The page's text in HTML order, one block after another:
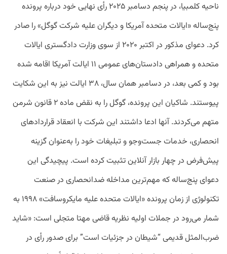
ناحیه کلمبیا، در پنجم دسامبر ۲۰۲۵ رأی نهایی خود درباره پرونده
پنج‌ساله «ایالات متحده آمریکا و دیگران علیه شرکت گوگل» را صادر
کرد. دعوای مذکور در اکتبر ۲۰۲۰ از سوی وزارت دادگستری ایالات
متحده و همراهی دادستان‌های عمومی ۱۱ ایالت آمریکا اقامه شده
بود و کمی بعد، در دسامبر همان سال، ۳۸ ایالت نیز به این شکایت
پیوستند. شاکیان این پرونده، گوگل را به نقض ماده ۲ قانون شرمن
متهم می‌کردند. آنها ادعا داشتند این شرکت با انعقاد قراردادهای
انحصاری، خدمات جست‌وجو و تبلیغات خود را به‌عنوان گزینه
پیش‌فرض در چهار بازار آنلاین تثبیت کرده است. پیچیدگی این
دعوای پنج‌ساله که مهم‌ترین مداخله ضدانحصاری در صنعت
تکنولوژی از زمان پرونده «ایالات متحده علیه مایکروسافت» ۱۹۹۸ به
شمار می‌رود در جملات اولیه نظریه قاضی مهتا متجلی است: «شاید
ضرب‌المثل قدیمی “شیطان در جزئیات است” برای صدور رأی در